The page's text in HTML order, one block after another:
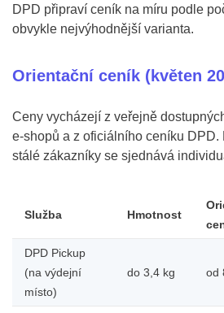
DPD připraví ceník na míru podle
obvykle nejvýhodnější varianta.
Orientační ceník (květen
Ceny vycházejí z veřejně
e-shopů a z oficiálního ceníku DPD.
stálé zákazníky se sjednává
Služba Hmotnost
DPD Pickup
(na výdejní
místo)
do 3,4 kg od